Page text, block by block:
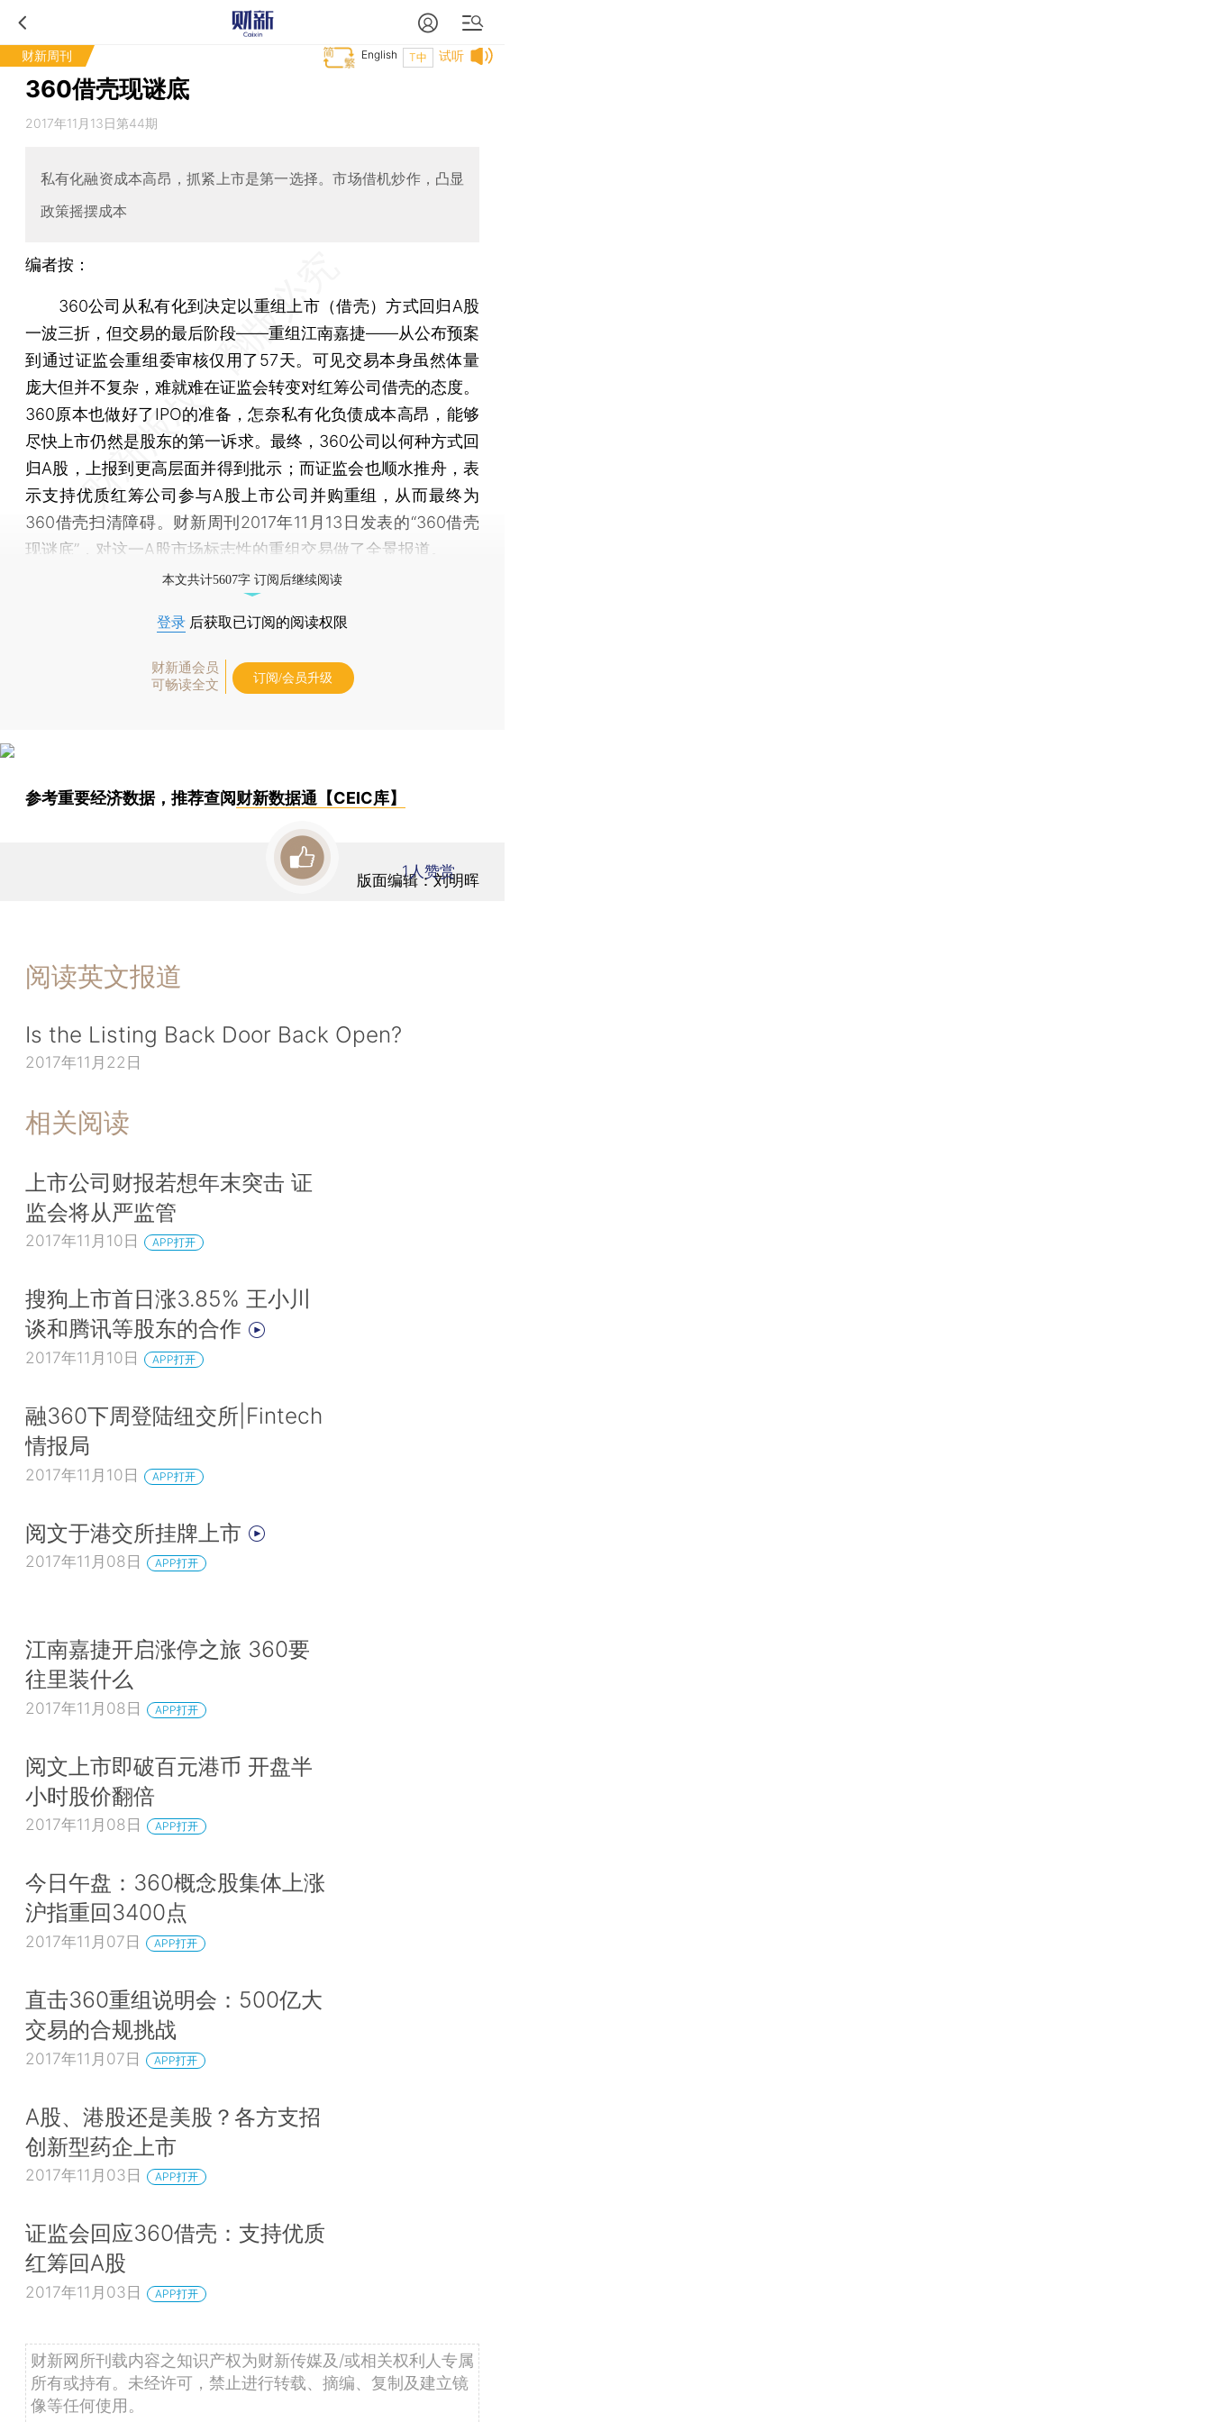
财新周刊 试听
T中
English
360借壳现谜底
2017年11月13日第44期
私有化融资成本高昂，抓紧上市是第一选择。市场借机炒作，凸显
政策摇摆成本
编者按：
360公司从私有化到决定以重组上市（借壳）方式回归A股
一波三折，但交易的最后阶段——重组江南嘉捷——从公布预案
到通过证监会重组委审核仅用了57天。可见交易本身虽然体量
庞大但并不复杂，难就难在证监会转变对红筹公司借壳的态度。
360原本也做好了IPO的准备，怎奈私有化负债成本高昂，能够
尽快上市仍然是股东的第一诉求。最终，360公司以何种方式回
归A股，上报到更高层面并得到批示；而证监会也顺水推舟，表
示支持优质红筹公司参与A股上市公司并购重组，从而最终为
360借壳扫清障碍。财新周刊2017年11月13日发表的“360借壳
现谜底”，对这一A股市场标志性的重组交易做了全景报道。
本文共计5607字 订阅后继续阅读
登录 后获取已订阅的阅读权限
财新通会员
可畅读全文
订阅/会员升级
参考重要经济数据，推荐查阅财新数据通【CEIC库】
版面编辑：刘明晖
1人赞赏
阅读英文报道
Is the Listing Back Door Back Open?
2017年11月22日
相关阅读
上市公司财报若想年末突击 证
监会将从严监管
2017年11月10日 APP打开
搜狗上市首日涨3.85% 王小川
谈和腾讯等股东的合作
2017年11月10日 APP打开
融360下周登陆纽交所|Fintech
情报局
2017年11月10日 APP打开
阅文于港交所挂牌上市
2017年11月08日 APP打开
江南嘉捷开启涨停之旅 360要
往里装什么
2017年11月08日 APP打开
阅文上市即破百元港币 开盘半
小时股价翻倍
2017年11月08日 APP打开
今日午盘：360概念股集体上涨
沪指重回3400点
2017年11月07日 APP打开
直击360重组说明会：500亿大
交易的合规挑战
2017年11月07日 APP打开
A股、港股还是美股？各方支招
创新型药企上市
2017年11月03日 APP打开
证监会回应360借壳：支持优质
红筹回A股
2017年11月03日 APP打开
财新网所刊载内容之知识产权为财新传媒及/或相关权利人专属
所有或持有。未经许可，禁止进行转载、摘编、复制及建立镜
像等任何使用。